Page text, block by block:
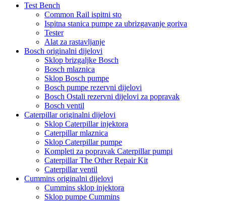
Test Bench
Common Rail ispitni sto
Ispitna stanica pumpe za ubrizgavanje goriva
Tester
Alat za rastavljanje
Bosch originalni dijelovi
Sklop brizgaljke Bosch
Bosch mlaznica
Sklop Bosch pumpe
Bosch pumpe rezervni dijelovi
Bosch Ostali rezervni dijelovi za popravak
Bosch ventil
Caterpillar originalni dijelovi
Sklop Caterpillar injektora
Caterpillar mlaznica
Sklop Caterpillar pumpe
Kompleti za popravak Caterpillar pumpi
Caterpillar The Other Repair Kit
Caterpillar ventil
Cummins originalni dijelovi
Cummins sklop injektora
Sklop pumpe Cummins